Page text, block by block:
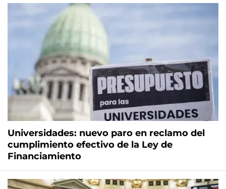
Universidades: nuevo paro en reclamo del
cumplimiento efectivo de la Ley de
Financiamiento